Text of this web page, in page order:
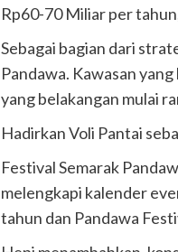
Rp60-70 Miliar per
Sebagai bagian dari
Pandawa. Kawasan
yang belakangan mulai
Hadirkan Voli Pantai
Festival Semarak
melengkapi kalender
tahun dan Pandawa